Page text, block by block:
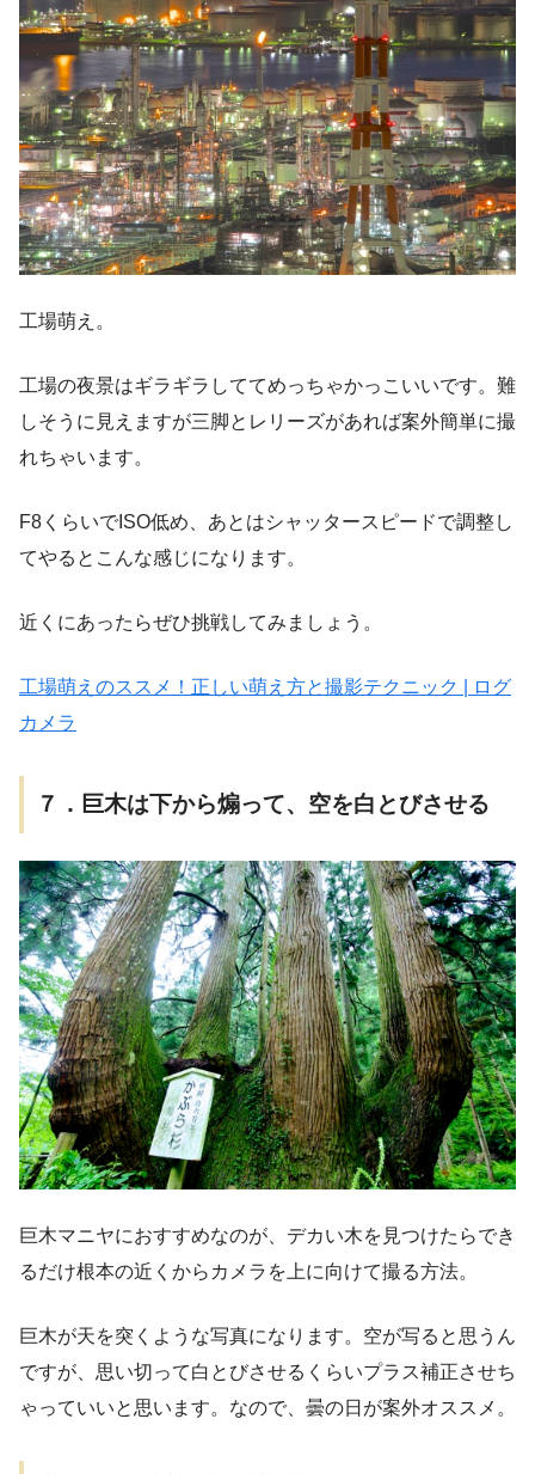
工場萌え。
工場の夜景はギラギラしててめっちゃかっこいいです。難
しそうに見えますが三脚とレリーズがあれば案外簡単に撮
れちゃいます。
F8くらいでISO低め、あとはシャッタースピードで調整し
てやるとこんな感じになります。
近くにあったらぜひ挑戦してみましょう。
工場萌えのススメ！正しい萌え方と撮影テクニック | ログ
カメラ
７．巨木は下から煽って、空を白とびさせる
巨木マニヤにおすすめなのが、デカい木を見つけたらでき
るだけ根本の近くからカメラを上に向けて撮る方法。
巨木が天を突くような写真になります。空が写ると思うん
ですが、思い切って白とびさせるくらいプラス補正させち
ゃっていいと思います。なので、曇の日が案外オススメ。